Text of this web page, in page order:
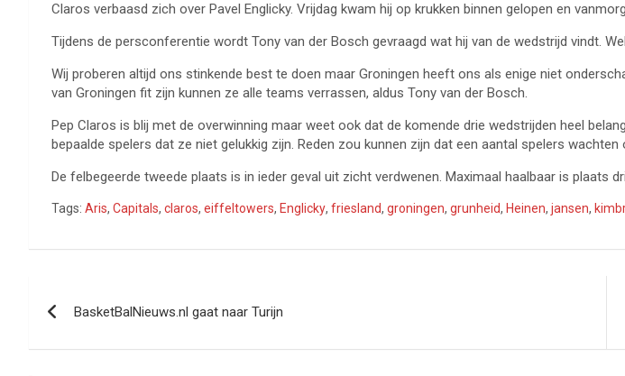
Claros verbaasd zich over Pavel Englicky. Vrijdag kwam hij op krukken binnen gelopen en
Tijdens de persconferentie wordt Tony van der Bosch gevraagd wat hij van de wedstrijd vindt.
Wij proberen altijd ons stinkende best te doen maar Groningen heeft ons als enige niet
van Groningen fit zijn kunnen ze alle teams verrassen, aldus Tony van der Bosch.
Pep Claros is blij met de overwinning maar weet ook dat de komende drie wedstrijden heel
bepaalde spelers dat ze niet gelukkig zijn. Reden zou kunnen zijn dat een aantal spelers wachten
De felbegeerde tweede plaats is in ieder geval uit zicht verdwenen. Maximaal haalbaar is plaats
Tags: Aris, Capitals, claros, eiffeltowers, Englicky, friesland, groningen, grunheid, Heinen, jansen,
navigatie
BasketBalNieuws.nl gaat naar Turijn